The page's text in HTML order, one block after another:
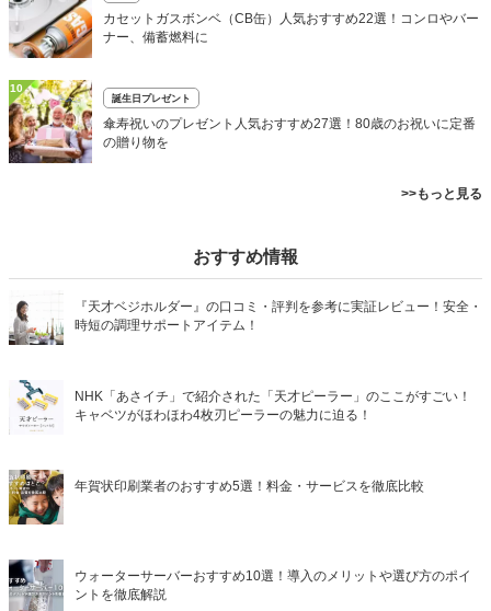
カセットガスボンベ（CB缶）人気おすすめ22選！コンロやバー
ナー、備蓄燃料に
10
誕生日プレゼント
傘寿祝いのプレゼント人気おすすめ27選！80歳のお祝いに定番
の贈り物を
>>もっと見る
おすすめ情報
『天才ベジホルダー』の口コミ・評判を参考に実証レビュー！安全・
時短の調理サポートアイテム！
NHK「あさイチ」で紹介された「天才ピーラー」のここがすごい！
キャベツがほわほわ4枚刃ピーラーの魅力に迫る！
年賀状印刷業者のおすすめ5選！料金・サービスを徹底比較
ウォーターサーバーおすすめ10選！導入のメリットや選び方のポイ
ントを徹底解説